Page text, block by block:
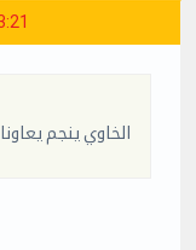
الخاوي ينجم